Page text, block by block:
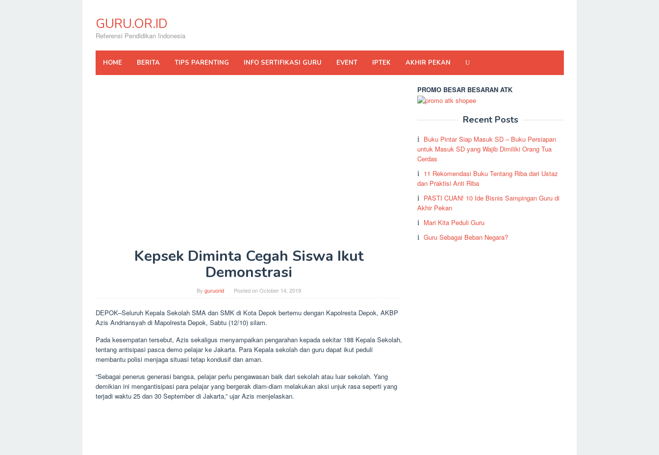
contentGURU.OR.ID
Referensi Pendidikan Indonesia
HOME BERITA TIPS PARENTING INFO SERTIFIKASI GURU EVENT IPTEK AKHIR PEKAN
Kepsek Diminta Cegah Siswa Ikut
Demonstrasi
Byguruorid Posted onOctober 14, 2019
DEPOK–Seluruh Kepala Sekolah SMA dan SMK di Kota Depok bertemu dengan Kapolresta Depok, AKBP
Azis Andriansyah di Mapolresta Depok, Sabtu (12/10) silam.
Pada kesempatan tersebut, Azis sekaligus menyampaikan pengarahan kepada sekitar 188 Kepala Sekolah,
tentang antisipasi pasca demo pelajar ke Jakarta. Para Kepala sekolah dan guru dapat ikut peduli
membantu polisi menjaga situasi tetap kondusif dan aman.
“Sebagai penerus generasi bangsa, pelajar perlu pengawasan baik dari sekolah atau luar sekolah. Yang
demikian ini mengantisipasi para pelajar yang bergerak diam-diam melakukan aksi unjuk rasa seperti yang
terjadi waktu 25 dan 30 September di Jakarta,” ujar Azis menjelaskan.
PROMO BESAR BESARAN ATK
Recent Posts
Buku Pintar Siap Masuk SD – Buku Persiapan
untuk Masuk SD yang Wajib Dimiliki Orang Tua
Cerdas
11 Rekomendasi Buku Tentang Riba dari Ustaz
dan Praktisi Anti Riba
PASTI CUAN! 10 Ide Bisnis Sampingan Guru di
Akhir Pekan
Mari Kita Peduli Guru
Guru Sebagai Beban Negara?